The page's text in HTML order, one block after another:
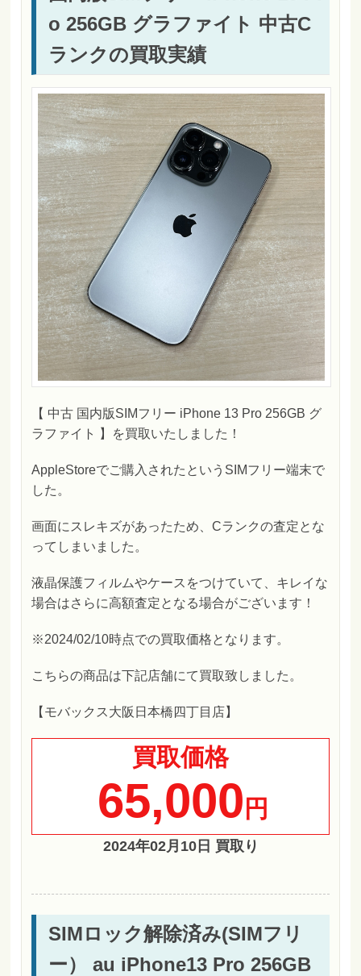
o 256GB グラファイト 中古C
ランクの買取実績
【 中古 国内版SIMフリー iPhone 13 Pro 256GB グ
ラファイト 】を買取いたしました！
AppleStoreでご購入されたというSIMフリー端末で
した。
画面にスレキズがあったため、Cランクの査定とな
ってしまいました。
液晶保護フィルムやケースをつけていて、キレイな
場合はさらに高額査定となる場合がございます！
※2024/02/10時点での買取価格となります。
こちらの商品は下記店舗にて買取致しました。
【モバックス大阪日本橋四丁目店】
買取価格
65,000 円
2024年02月10日 買取り
SIMロック解除済み(SIMフリ
ー） au iPhone13 Pro 256GB